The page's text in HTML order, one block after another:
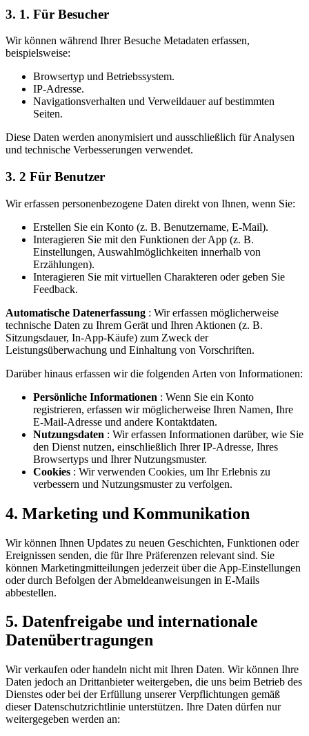
3. 1. Für Besucher
Wir können während Ihrer Besuche Metadaten erfassen,
beispielsweise:
Browsertyp und Betriebssystem.
IP-Adresse.
Navigationsverhalten und Verweildauer auf bestimmten
Seiten.
Diese Daten werden anonymisiert und ausschließlich für Analysen
und technische Verbesserungen verwendet.
3. 2 Für Benutzer
Wir erfassen personenbezogene Daten direkt von Ihnen, wenn Sie:
Erstellen Sie ein Konto (z. B. Benutzername, E-Mail).
Interagieren Sie mit den Funktionen der App (z. B.
Einstellungen, Auswahlmöglichkeiten innerhalb von
Erzählungen).
Interagieren Sie mit virtuellen Charakteren oder geben Sie
Feedback.
Automatische Datenerfassung : Wir erfassen möglicherweise
technische Daten zu Ihrem Gerät und Ihren Aktionen (z. B.
Sitzungsdauer, In-App-Käufe) zum Zweck der
Leistungsüberwachung und Einhaltung von Vorschriften.
Darüber hinaus erfassen wir die folgenden Arten von Informationen:
Persönliche Informationen : Wenn Sie ein Konto
registrieren, erfassen wir möglicherweise Ihren Namen, Ihre
E-Mail-Adresse und andere Kontaktdaten.
Nutzungsdaten : Wir erfassen Informationen darüber, wie Sie
den Dienst nutzen, einschließlich Ihrer IP-Adresse, Ihres
Browsertyps und Ihrer Nutzungsmuster.
Cookies : Wir verwenden Cookies, um Ihr Erlebnis zu
verbessern und Nutzungsmuster zu verfolgen.
4. Marketing und Kommunikation
Wir können Ihnen Updates zu neuen Geschichten, Funktionen oder
Ereignissen senden, die für Ihre Präferenzen relevant sind. Sie
können Marketingmitteilungen jederzeit über die App-Einstellungen
oder durch Befolgen der Abmeldeanweisungen in E-Mails
abbestellen.
5. Datenfreigabe und internationale
Datenübertragungen
Wir verkaufen oder handeln nicht mit Ihren Daten. Wir können Ihre
Daten jedoch an Drittanbieter weitergeben, die uns beim Betrieb des
Dienstes oder bei der Erfüllung unserer Verpflichtungen gemäß
dieser Datenschutzrichtlinie unterstützen. Ihre Daten dürfen nur
weitergegeben werden an: